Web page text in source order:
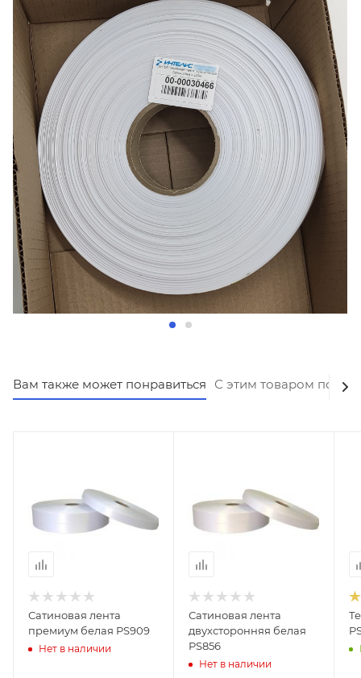
Вам также может понравиться С этим товаром
Сатиновая лента
премиум белая PS909
Нет в наличии
Сатиновая лента
двухсторонняя белая
PS856
Нет в наличии